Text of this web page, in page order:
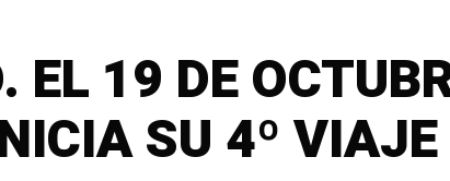
EL 19 DE
SU 4º VIAJE